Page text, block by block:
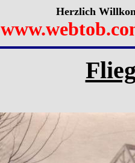
Herzlich